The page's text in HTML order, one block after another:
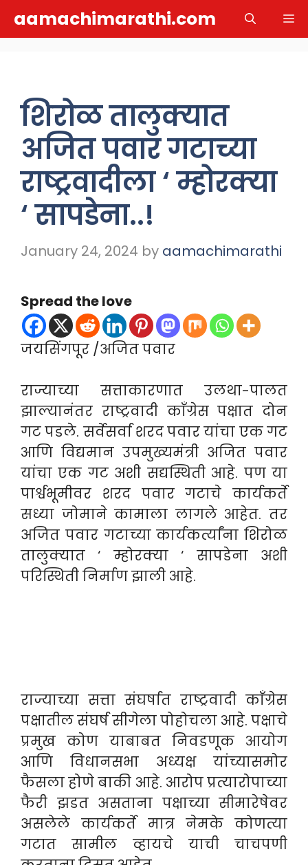
aamachimarathi.com
शिरोळ तालुक्यात
अजित पवार गटाच्या
राष्ट्रवादीला ‘ म्होरक्या
‘ सापडेना..!
January 24, 2024 by aamachimarathi
Spread the love
जयसिंगपूर /अजित पवार
राज्याच्या सत्ताकारणात उलथा-पालत
झाल्यानंतर राष्ट्रवादी काँग्रेस पक्षात दोन
गट पडले. सर्वेसर्वा शरद पवार यांचा एक गट
आणि विद्यमान उपमुख्यमंत्री अजित पवार
यांचा एक गट अशी सद्यस्थिती आहे. पण या
पार्श्वभूमीवर शरद पवार गटाचे कार्यकर्ते
सध्या जोमाने कामाला लागले आहेत. तर
अजित पवार गटाच्या कार्यकर्त्यांना शिरोळ
तालुक्यात ‘ म्होरक्या ‘ सापडेना अशी
परिस्थिती निर्माण झाली आहे.
राज्याच्या सत्ता संघर्षात राष्ट्रवादी काँग्रेस
पक्षातील संघर्ष सीगेला पोहोचला आहे. पक्षाचे
प्रमुख कोण याबाबत निवडणूक आयोग
आणि विधानसभा अध्यक्ष यांच्यासमोर
फैसला होणे बाकी आहे. आरोप प्रत्यारोपाच्या
फैरी झडत असताना पक्षाच्या सीमारेषेवर
असलेले कार्यकर्ते मात्र नेमके कोणत्या
गटात सामील व्हायचे याची चाचपणी